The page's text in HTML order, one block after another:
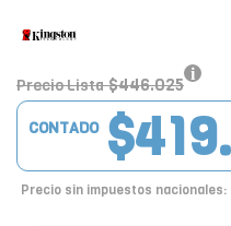
Precio Lista $446.025
CONTADO
Precio sin impuestos nacionales: